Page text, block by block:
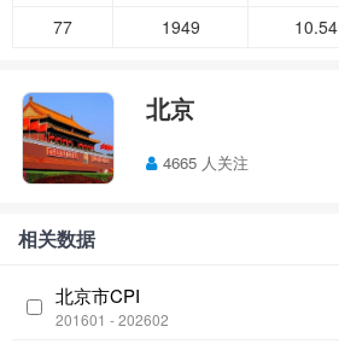
77
1949 10.54
北京
4665 人关注
相关数据
北京市CPI
201601 - 202602